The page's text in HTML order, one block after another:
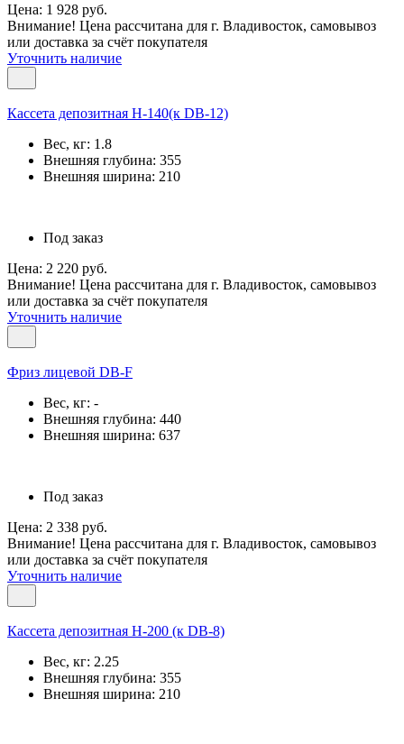
Цена: 1 928 руб.
Внимание! Цена рассчитана для г. Владивосток, самовывоз
или доставка за счёт покупателя
Уточнить наличие
Кассета депозитная Н-140(к DB-12)
Вес, кг: 1.8
Внешняя глубина: 355
Внешняя ширина: 210
Под заказ
Цена: 2 220 руб.
Внимание! Цена рассчитана для г. Владивосток, самовывоз
или доставка за счёт покупателя
Уточнить наличие
Фриз лицевой DB-F
Вес, кг: -
Внешняя глубина: 440
Внешняя ширина: 637
Под заказ
Цена: 2 338 руб.
Внимание! Цена рассчитана для г. Владивосток, самовывоз
или доставка за счёт покупателя
Уточнить наличие
Кассета депозитная Н-200 (к DB-8)
Вес, кг: 2.25
Внешняя глубина: 355
Внешняя ширина: 210